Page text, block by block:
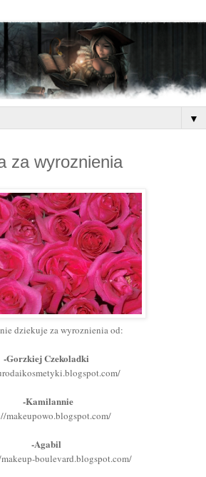
▼
za wyroznienia
dziekuje za wyroznienia od:
-Gorzkiej Czekoladki
-Kamilannie
makeupowo.blogspot.com/
-Agabil
boulevard.blogspot.com/